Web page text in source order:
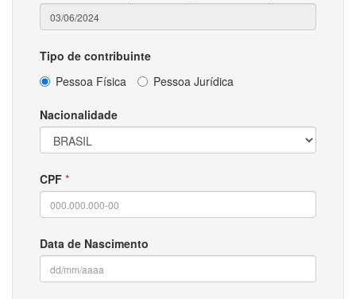
Tipo de contribuinte
Pessoa Física
Pessoa Jurídica
Nacionalidade
CPF *
Data de Nascimento